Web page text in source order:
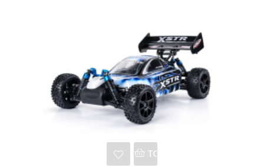
TOEVOEGEN AAN